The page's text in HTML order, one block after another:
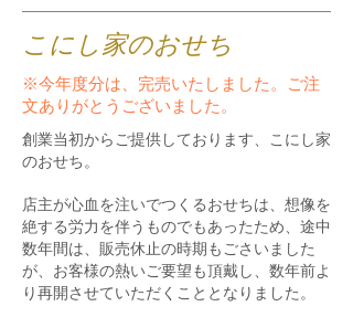
こにし家のおせち
※今年度分は、完売いたしました。ご注
文ありがとうございました。
創業当初からご提供しております、こにし家
のおせち。
店主が心血を注いでつくるおせちは、想像を
絶する労力を伴うものでもあったため、途中
数年間は、販売休止の時期もごさいました
が、お客様の熱いご要望も頂戴し、数年前よ
り再開させていただくこととなりました。